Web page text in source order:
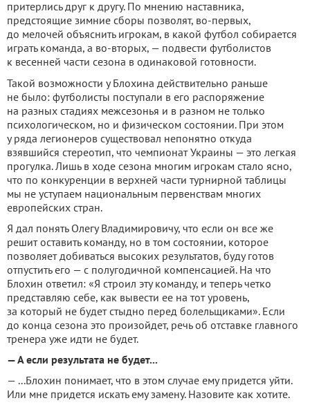
притерлись друг к другу. По мнению наставника,
предстоящие зимние сборы позволят, во-первых,
до мелочей объяснить игрокам, в какой футбол собирается
играть команда, а во-вторых, — подвести футболистов
к весенней части сезона в одинаковой готовности.
Такой возможности у Блохина действительно раньше
не было: футболисты поступали в его распоряжение
на разных стадиях межсезонья и в разном не только
психологическом, но и физическом состоянии. При этом
у ряда легионеров существовал непонятно откуда
взявшийся стереотип, что чемпионат Украины — это легкая
прогулка. Лишь в ходе сезона многим игрокам стало ясно,
что по конкуренции в верхней части турнирной таблицы
мы не уступаем национальным первенствам многих
европейских стран.
Я дал понять Олегу Владимировичу, что если он все же
решит оставить команду, но в том состоянии, которое
позволяет добиваться высоких результатов, буду готов
отпустить его — с полугодичной компенсацией. На что
Блохин ответил: «Я строил эту команду, и теперь четко
представляю себе, как вывести ее на тот уровень,
за который не будет стыдно перед болельщиками». Если
до конца сезона это произойдет, речь об отставке главного
тренера уже идти не будет.
— А если результата не будет...
— ...Блохин понимает, что в этом случае ему придется уйти.
Или мне придется искать ему замену. Назовите как хотите.